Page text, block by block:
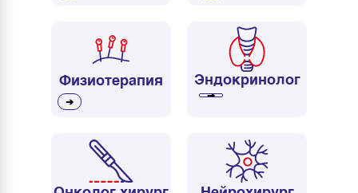
Эндокринолог
➔
Физиотерапия
➔